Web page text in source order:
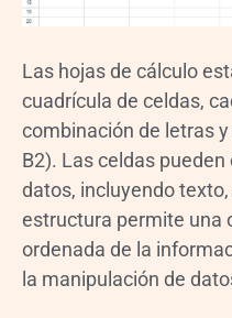
Las hojas de cálculo
cuadrícula de celdas,
combinación de letras
B2). Las celdas
datos, incluyendo
estructura permite una
ordenada de la
la manipulación de